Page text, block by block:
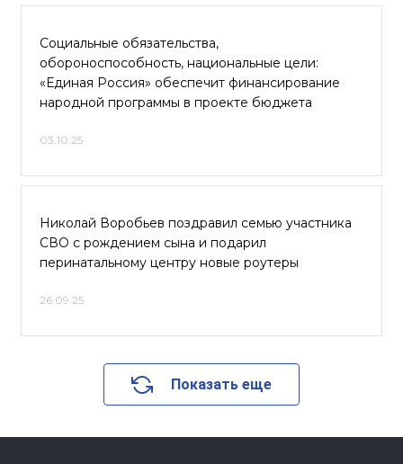
Социальные обязательства,
обороноспособность, национальные цели:
«Единая Россия» обеспечит финансирование
народной программы в проекте бюджета
03.10.25
Николай Воробьев поздравил семью участника
СВО с рождением сына и подарил
перинатальному центру новые роутеры
26.09.25
Показать еще